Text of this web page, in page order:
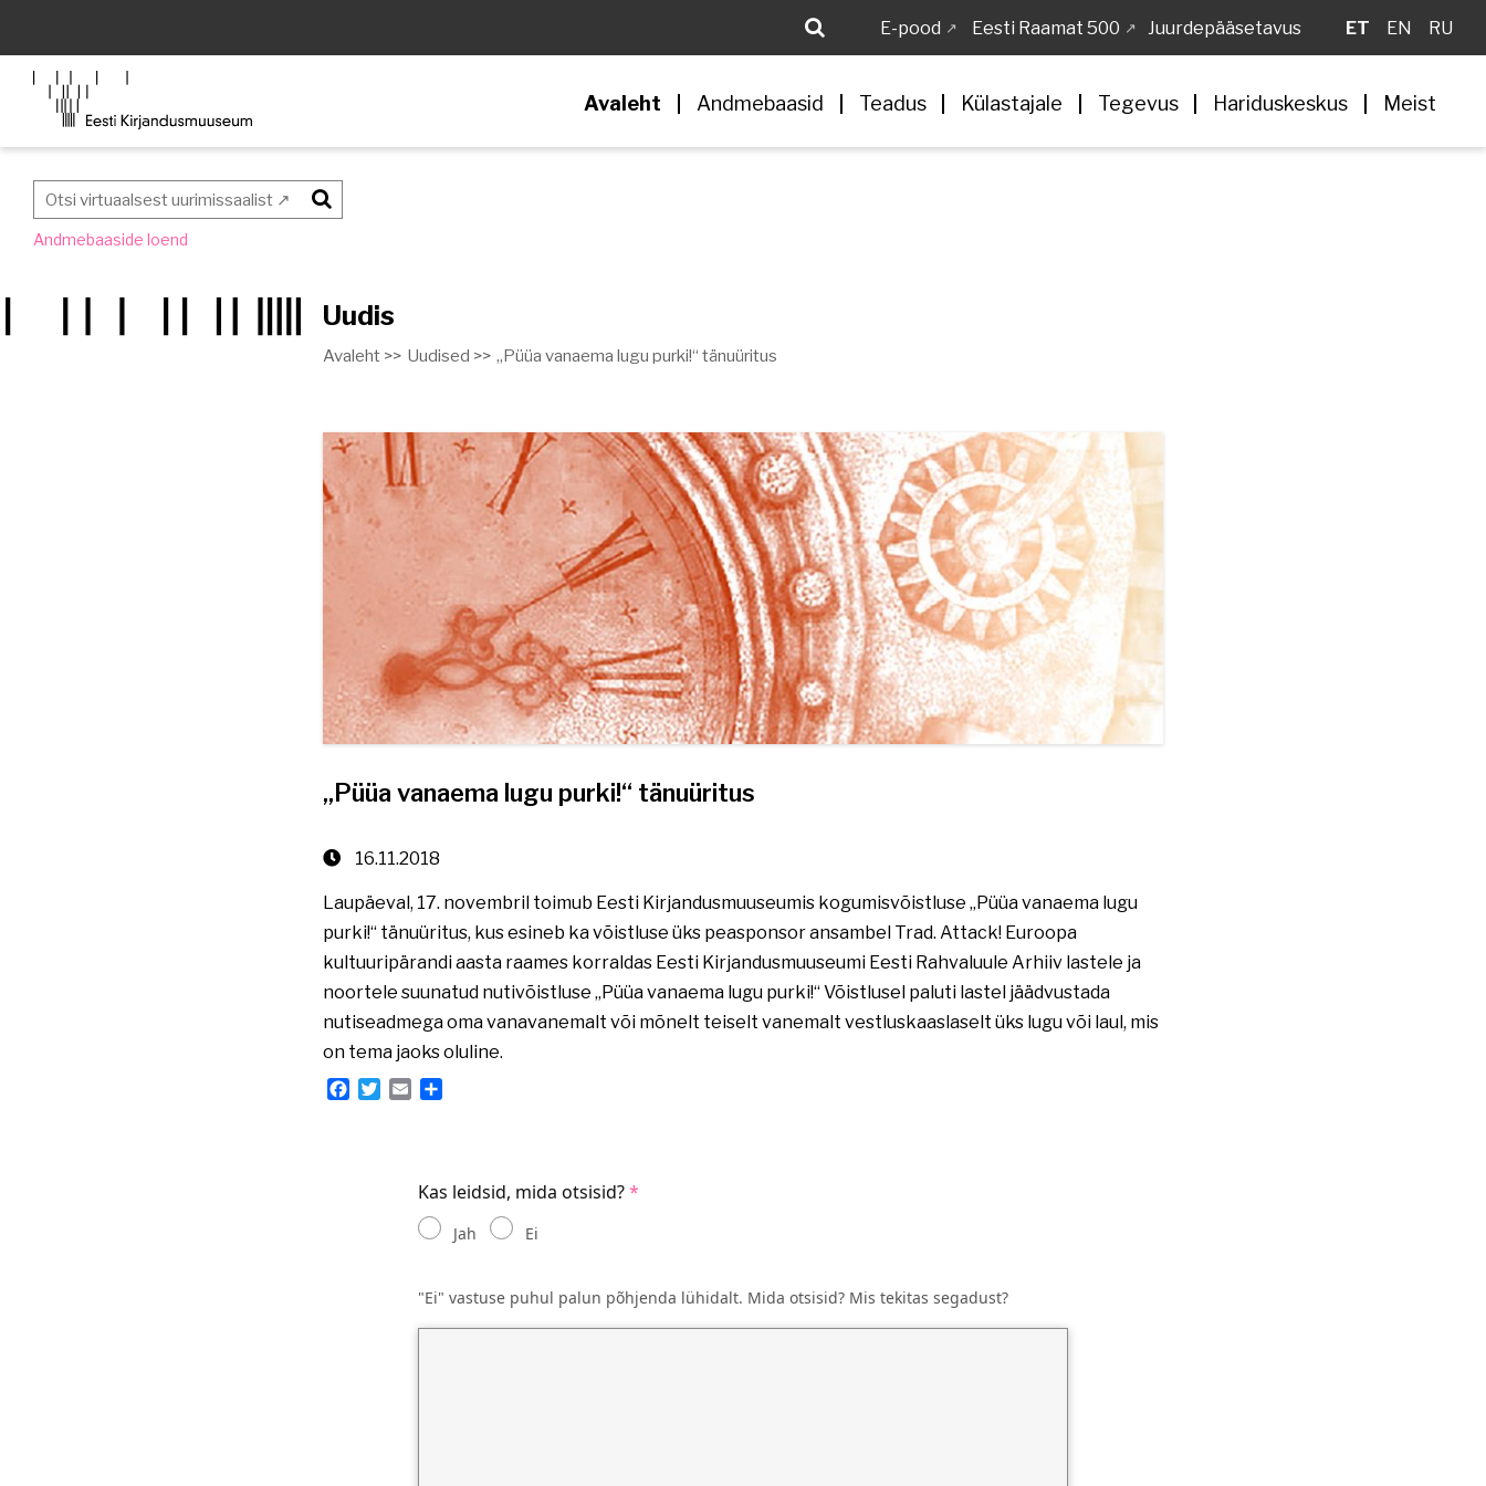
E-pood Eesti Raamat 500 Juurdepääsetavus ET EN RU
Avaleht Andmebaasid Teadus Külastajale Tegevus Hariduskeskus Meist
Otsi
Andmebaaside loend
Uudis
Avaleht >> Uudised >> „Püüa vanaema lugu purki!“ tänuüritus
„Püüa vanaema lugu purki!“ tänuüritus
16.11.2018
Laupäeval, 17. novembril toimub Eesti Kirjandusmuuseumis kogumisvõistluse „Püüa vanaema lugu
purki!“ tänuüritus, kus esineb ka võistluse üks peasponsor ansambel Trad. Attack! Euroopa
kultuuripärandi aasta raames korraldas Eesti Kirjandusmuuseumi Eesti Rahvaluule Arhiiv lastele ja
noortele suunatud nutivõistluse „Püüa vanaema lugu purki!“ Võistlusel paluti lastel jäädvustada
nutiseadmega oma vanavanemalt või mõnelt teiselt vanemalt vestluskaaslaselt üks lugu või laul, mis
on tema jaoks oluline.
Facebook
Twitter
Email
Kas leidsid, mida otsisid?
Jah Ei
"Ei" vastuse puhul palun põhjenda lühidalt. Mida otsisid? Mis tekitas segadust?